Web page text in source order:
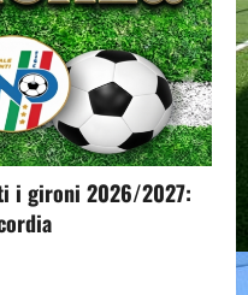
i gironi 2026/2027: